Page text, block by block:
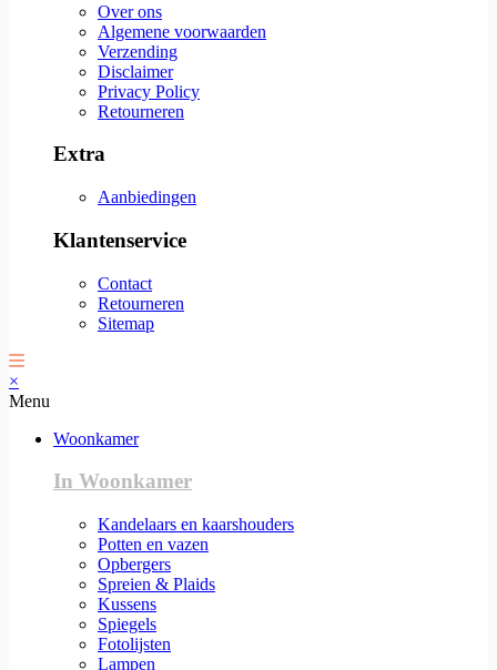
Over ons
Algemene voorwaarden
Verzending
Disclaimer
Privacy Policy
Retourneren
Extra
Aanbiedingen
Klantenservice
Contact
Retourneren
Sitemap
×
Menu
Woonkamer
In Woonkamer
Kandelaars en kaarshouders
Potten en vazen
Opbergers
Spreien & Plaids
Kussens
Spiegels
Fotolijsten
Lampen